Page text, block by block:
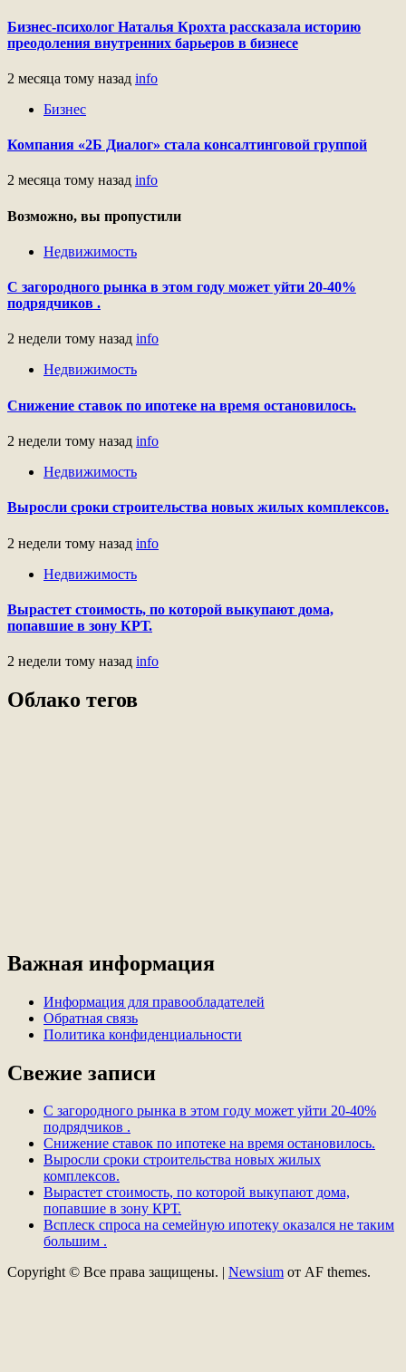
Бизнес-психолог Наталья Крохта рассказала историю
преодоления внутренних барьеров в бизнесе
2 месяца тому назад info
Бизнес
Компания «2Б Диалог» стала консалтинговой группой
2 месяца тому назад info
Возможно, вы пропустили
Недвижимость
С загородного рынка в этом году может уйти 20-40%
подрядчиков .
2 недели тому назад info
Недвижимость
Снижение ставок по ипотеке на время остановилось.
2 недели тому назад info
Недвижимость
Выросли сроки строительства новых жилых комплексов.
2 недели тому назад info
Недвижимость
Вырастет стоимость, по которой выкупают дома,
попавшие в зону КРТ.
2 недели тому назад info
Облако тегов
Важная информация
Информация для правообладателей
Обратная связь
Политика конфиденциальности
Свежие записи
С загородного рынка в этом году может уйти 20-40%
подрядчиков .
Снижение ставок по ипотеке на время остановилось.
Выросли сроки строительства новых жилых
комплексов.
Вырастет стоимость, по которой выкупают дома,
попавшие в зону КРТ.
Всплеск спроса на семейную ипотеку оказался не таким
большим .
Copyright © Все права защищены.
Newsium от AF themes.